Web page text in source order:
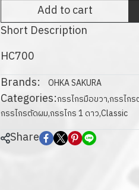
Add to cart
Short Description
HC700
Brands:
OHKA SAKURA
Categories:กรรไกรมือขวา,กรรไก
กรรไกรตัดผม,กรรไกร 1 ดาว,Classic
Share